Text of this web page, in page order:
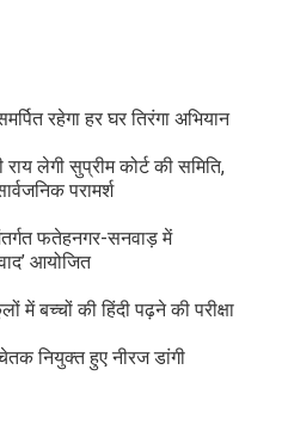
रहेगा हर घर तिरंगा अभियान
लेगी सुप्रीम कोर्ट की समिति,
परामर्श
फतेहनगर-सनवाड़ में
आयोजित
में बच्चों की हिंदी पढ़ने की परीक्षा
नियुक्त हुए नीरज डांगी